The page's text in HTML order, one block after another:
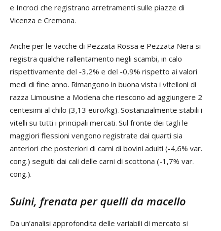
e Incroci che registrano arretramenti sulle piazze di
Vicenza e Cremona.
Anche per le vacche di Pezzata Rossa e Pezzata Nera si
registra qualche rallentamento negli scambi, in calo
rispettivamente del -3,2% e del -0,9% rispetto ai valori
medi di fine anno. Rimangono in buona vista i vitelloni di
razza Limousine a Modena che riescono ad aggiungere 2
centesimi al chilo (3,13 euro/kg). Sostanzialmente stabili i
vitelli su tutti i principali mercati. Sul fronte dei tagli le
maggiori flessioni vengono registrate dai quarti sia
anteriori che posteriori di carni di bovini adulti (-4,6% var.
cong.) seguiti dai cali delle carni di scottona (-1,7% var.
cong.).
Suini, frenata per quelli da macello
Da un’analisi approfondita delle variabili di mercato si